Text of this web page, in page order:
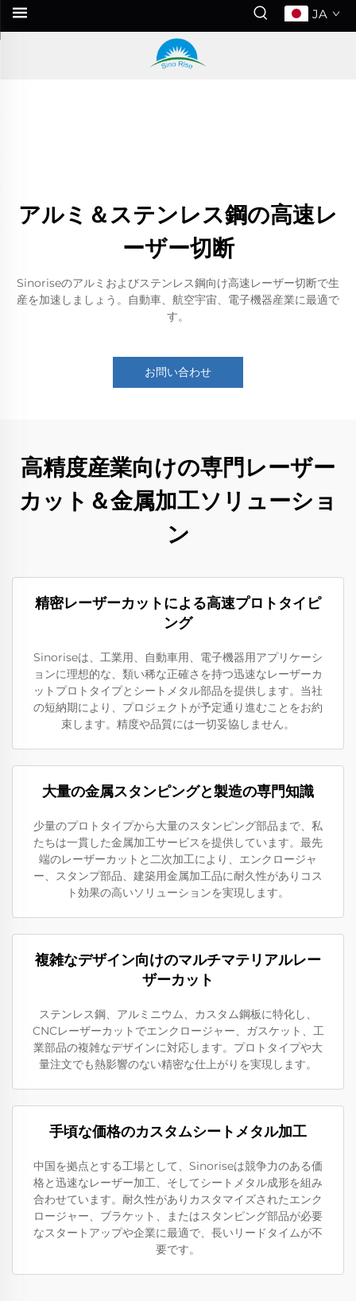
JA
アルミ＆ステンレス鋼の高速レ
ーザー切断
Sinoriseのアルミおよびステンレス鋼向け高速レーザー切断で生
産を加速しましょう。自動車、航空宇宙、電子機器産業に最適で
す。
お問い合わせ
高精度産業向けの専門レーザー
カット＆金属加工ソリューショ
ン
精密レーザーカットによる高速プロトタイピ
ング
Sinoriseは、工業用、自動車用、電子機器用アプリケーシ
ョンに理想的な、類い稀な正確さを持つ迅速なレーザーカ
ットプロトタイプとシートメタル部品を提供します。当社
の短納期により、プロジェクトが予定通り進むことをお約
束します。精度や品質には一切妥協しません。
大量の金属スタンピングと製造の専門知識
少量のプロトタイプから大量のスタンピング部品まで、私
たちは一貫した金属加工サービスを提供しています。最先
端のレーザーカットと二次加工により、エンクロージャ
ー、スタンプ部品、建築用金属加工品に耐久性がありコス
ト効果の高いソリューションを実現します。
複雑なデザイン向けのマルチマテリアルレー
ザーカット
ステンレス鋼、アルミニウム、カスタム鋼板に特化し、
CNCレーザーカットでエンクロージャー、ガスケット、工
業部品の複雑なデザインに対応します。プロトタイプや大
量注文でも熱影響のない精密な仕上がりを実現します。
手頃な価格のカスタムシートメタル加工
中国を拠点とする工場として、Sinoriseは競争力のある価
格と迅速なレーザー加工、そしてシートメタル成形を組み
合わせています。耐久性がありカスタマイズされたエンク
ロージャー、ブラケット、またはスタンピング部品が必要
なスタートアップや企業に最適で、長いリードタイムが不
要です。